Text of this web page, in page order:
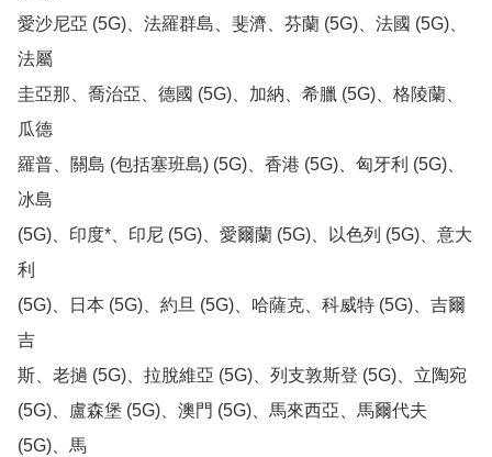
愛沙尼亞 (5G)、法羅群島、斐濟、芬蘭 (5G)、法國 (5G)、
法屬
圭亞那、喬治亞、德國 (5G)、加納、希臘 (5G)、格陵蘭、
瓜德
羅普、關島 (包括塞班島) (5G)、香港 (5G)、匈牙利 (5G)、
冰島
(5G)、印度*、印尼 (5G)、愛爾蘭 (5G)、以色列 (5G)、意大
利
(5G)、日本 (5G)、約旦 (5G)、哈薩克、科威特 (5G)、吉爾
吉
斯、老撾 (5G)、拉脫維亞 (5G)、列支敦斯登 (5G)、立陶宛
(5G)、盧森堡 (5G)、澳門 (5G)、馬來西亞、馬爾代夫
(5G)、馬